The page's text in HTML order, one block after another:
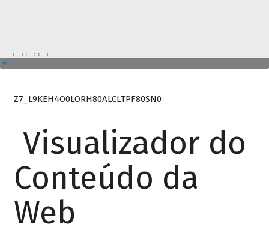
Z7_L9KEH4O0LORH80ALCLTPF80SN0
Visualizador do
Conteúdo da
Web